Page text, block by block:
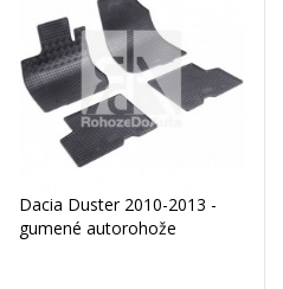
Dacia Duster 2010-2013 -
gumené autorohože